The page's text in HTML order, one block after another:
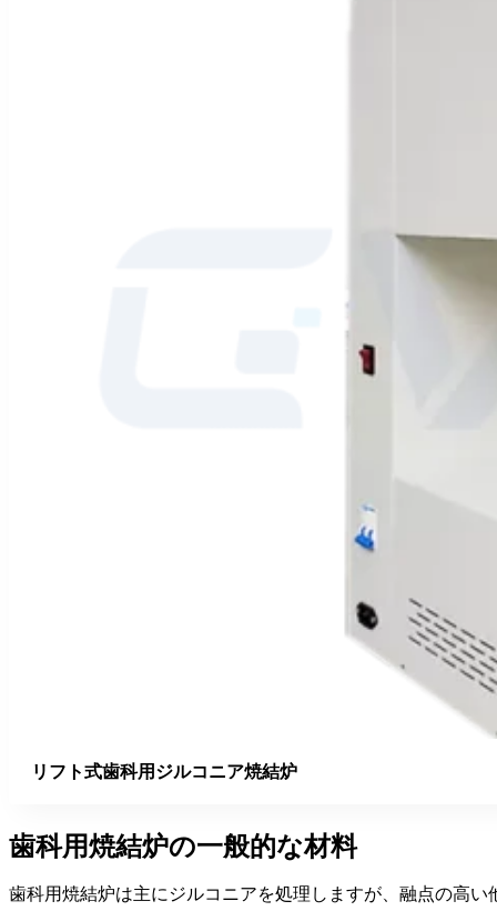
リフト式歯科用ジルコニア焼結炉
歯科用焼結炉の一般的な材料
歯科用焼結炉は主にジルコニアを処理しますが、融点の高